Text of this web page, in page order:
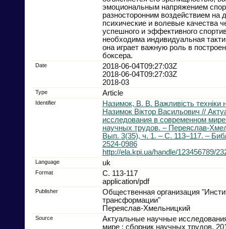
эмоциональным напряжением
разносторонним воздействием на
психические и волевые качества
успешного и эффективного
необходима индивидуальная
она играет важную роль в
боксера.
Date
2018-06-04T09:27:03Z
2018-06-04T09:27:03Z
2018-03
Type Article
Identifier
Назимок, В. В. Важливість техніки
Назимок Віктор Васильович //
исследования в современном
научных трудов. – Переяслав-
Вып. 3(35), ч. 1. – С. 113–117. –
2524-0986
http://ela.kpi.ua/handle/123456789/
Language uk
Format
С. 113-117
application/pdf
Publisher
Общественная организация
трансформации"
Переяслав-Хмельницкий
Source
Актуальные научные
мире : сборник научных трудов,